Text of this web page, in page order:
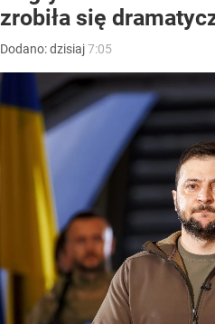
zrobiła się
Dodano:dzisiaj7:05